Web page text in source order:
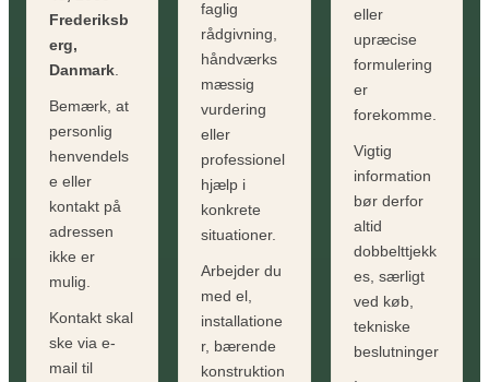
Frederiksb
erg,
Danmark
Bemærk, at
personlig
henvendels
e eller
kontakt på
adressen
ikke er
mulig.
Kontakt skal
ske via e-
mail til
faglig
rådgivning,
håndværks
mæssig
vurdering
eller
professionel
hjælp i
konkrete
situationer.
Arbejder du
med el,
installatione
r, bærende
konstruktion
eller
upræcise
formulering
er
forekomme.
Vigtig
information
bør derfor
altid
dobbelttjekk
es, særligt
ved køb,
tekniske
beslutninger